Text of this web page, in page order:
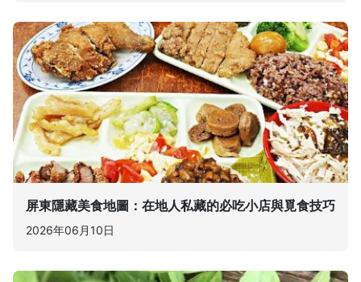
屏東隱藏美食地圖：在地人私藏的必吃小店與覓食技巧
2026年06月10日